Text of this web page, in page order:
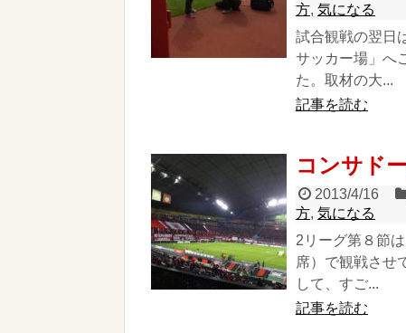
方, 気になる
試合観戦の翌日
サッカー場」へ
た。取材の大...
記事を読む
コンサド
2013/4/16
方, 気になる
2リーグ第８節
席）で観戦させ
して、すご...
記事を読む